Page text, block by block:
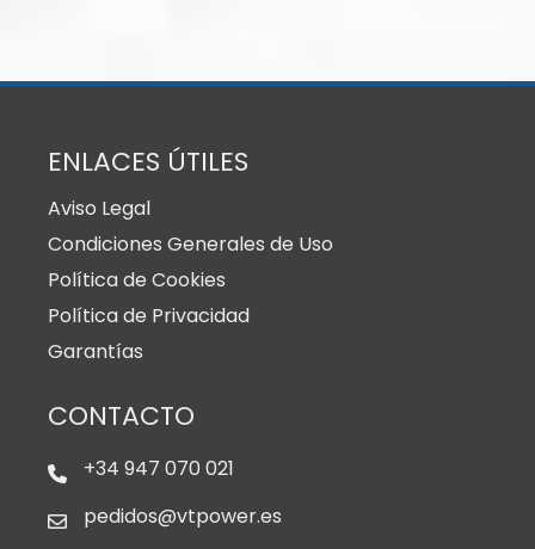
ENLACES ÚTILES
Aviso Legal
Condiciones Generales de Uso
Política de Cookies
Política de Privacidad
Garantías
CONTACTO
+34 947 070 021
pedidos@vtpower.es